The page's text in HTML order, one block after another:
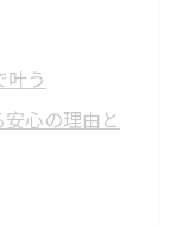
う
心の理由と